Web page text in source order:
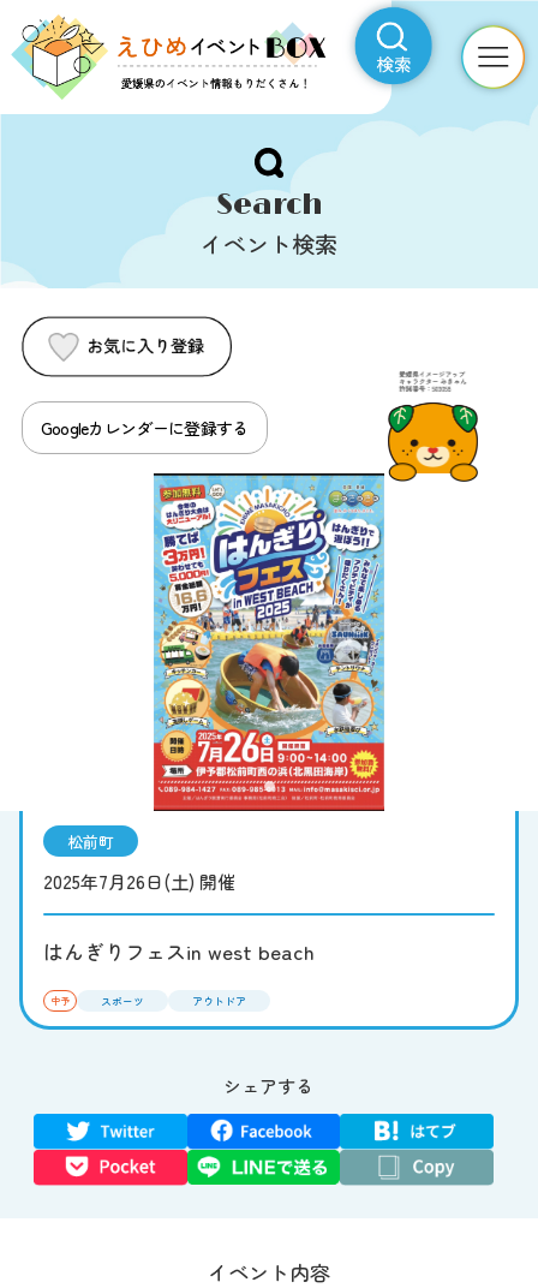
イベントカレンダー
特集
愛媛の市町をもっと知る
えひめイベントBOXについて
サイト内検索
Search
イベント検索
Googleカレンダーに登録する
松前町
2025年7月26日(土) 開催
はんぎりフェスin west beach
中予 スポーツ アウトドア
シェアする
イベント内容